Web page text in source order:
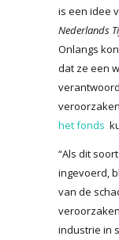
is een idee
Nederlands
Onlangs
dat ze een
het fonds
“Als dit
ingevoerd,
van de
industrie in